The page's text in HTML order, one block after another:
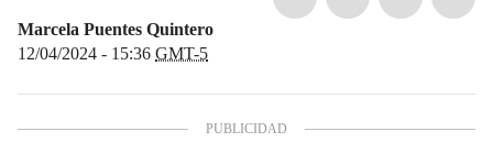
Marcela Puentes Quintero
12/04/2024 - 15:36 GMT-5